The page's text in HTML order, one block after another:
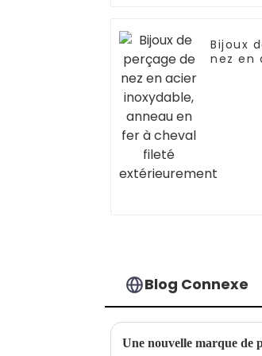
Bijoux
nez en
Blog Connexe
Une nouvelle marque de